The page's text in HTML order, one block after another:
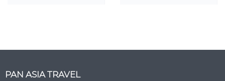
PAN ASIA TRAVEL